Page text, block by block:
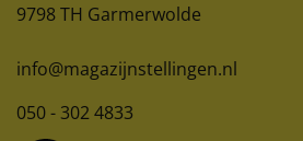
9798 TH Garmerwolde
info@magazijnstellingen.nl
050 - 302 4833